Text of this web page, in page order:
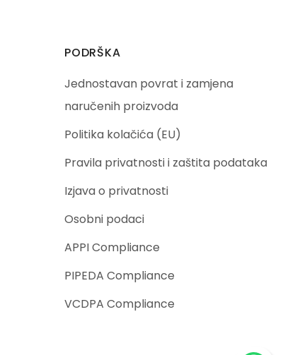
PODRŠKA
Jednostavan povrat i zamjena
naručenih proizvoda
Politika kolačića (EU)
Pravila privatnosti i zaštita podataka
Izjava o privatnosti
Osobni podaci
APPI Compliance
PIPEDA Compliance
VCDPA Compliance